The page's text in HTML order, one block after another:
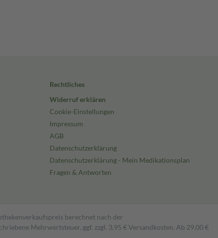
Rechtliches
Widerruf erklären
Cookie-Einstellungen
Impressum
AGB
Datenschutzerklärung
Datenschutzerklärung - Mein Medikationsplan
Fragen & Antworten
berechnet nach der
Mehrwertsteuer, ggf. zzgl. 3,95 € Versandkosten. Ab 29,00 €